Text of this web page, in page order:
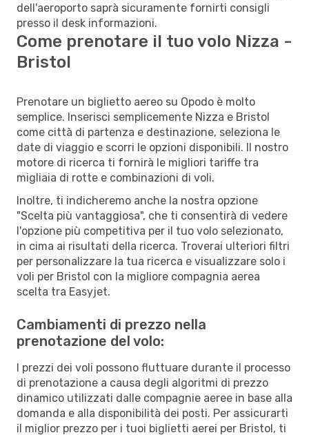
dell'aeroporto saprà sicuramente fornirti consigli
presso il desk informazioni.
Come prenotare il tuo volo Nizza -
Bristol
Prenotare un biglietto aereo su Opodo è molto
semplice. Inserisci semplicemente Nizza e Bristol
come città di partenza e destinazione, seleziona le
date di viaggio e scorri le opzioni disponibili. Il nostro
motore di ricerca ti fornirà le migliori tariffe tra
migliaia di rotte e combinazioni di voli.
Inoltre, ti indicheremo anche la nostra opzione
"Scelta più vantaggiosa", che ti consentirà di vedere
l'opzione più competitiva per il tuo volo selezionato,
in cima ai risultati della ricerca. Troverai ulteriori filtri
per personalizzare la tua ricerca e visualizzare solo i
voli per Bristol con la migliore compagnia aerea
scelta tra Easyjet.
Cambiamenti di prezzo nella
prenotazione del volo:
I prezzi dei voli possono fluttuare durante il processo
di prenotazione a causa degli algoritmi di prezzo
dinamico utilizzati dalle compagnie aeree in base alla
domanda e alla disponibilità dei posti. Per assicurarti
il miglior prezzo per i tuoi biglietti aerei per Bristol, ti